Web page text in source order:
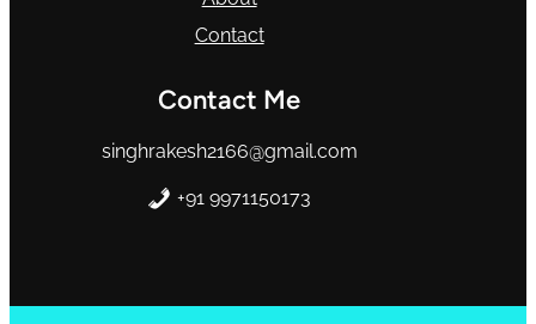
Contact
Contact Me
singhrakesh2166@gmail.com
+91 9971150173